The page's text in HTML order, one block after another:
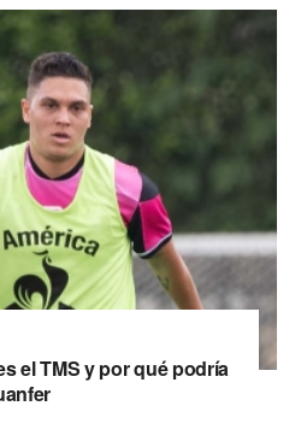
el TMS y por qué podría